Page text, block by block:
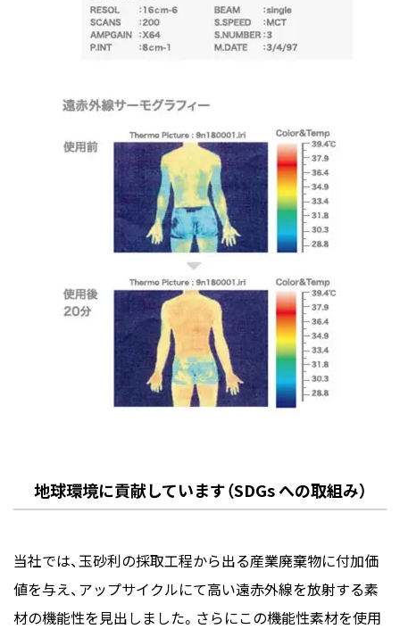
地球環境に貢献しています（SDGs への取組み）
当社では、玉砂利の採取工程から出る産業廃棄物に付加価
値を与え、アップサイクルにて高い遠赤外線を放射する素
材の機能性を見出しました。さらにこの機能性素材を使用